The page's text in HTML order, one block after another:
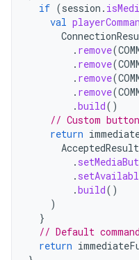
if (session .
val
. remove(
. remove(
. remove(
. remove(
.build()
// Custom
return
.
.
.build()
)
}
// Default
return